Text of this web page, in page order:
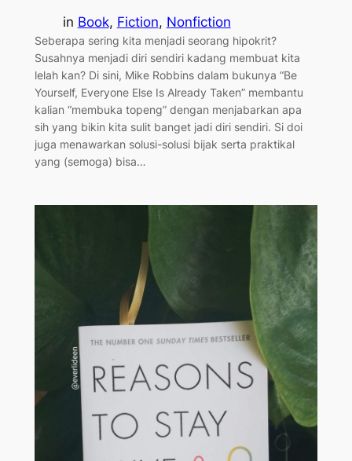
in Book, Fiction, Nonfiction
Seberapa sering kita menjadi seorang hipokrit?
Susahnya menjadi diri sendiri kadang membuat kita
lelah kan? Di sini, Mike Robbins dalam bukunya “Be
Yourself, Everyone Else Is Already Taken” membantu
kalian “membuka topeng” dengan menjabarkan apa
sih yang bikin kita sulit banget jadi diri sendiri. Si doi
juga menawarkan solusi-solusi bijak serta praktikal
yang (semoga) bisa…